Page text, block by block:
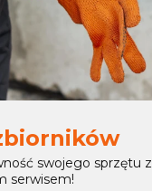
swojego sprzętu z
serwisem!